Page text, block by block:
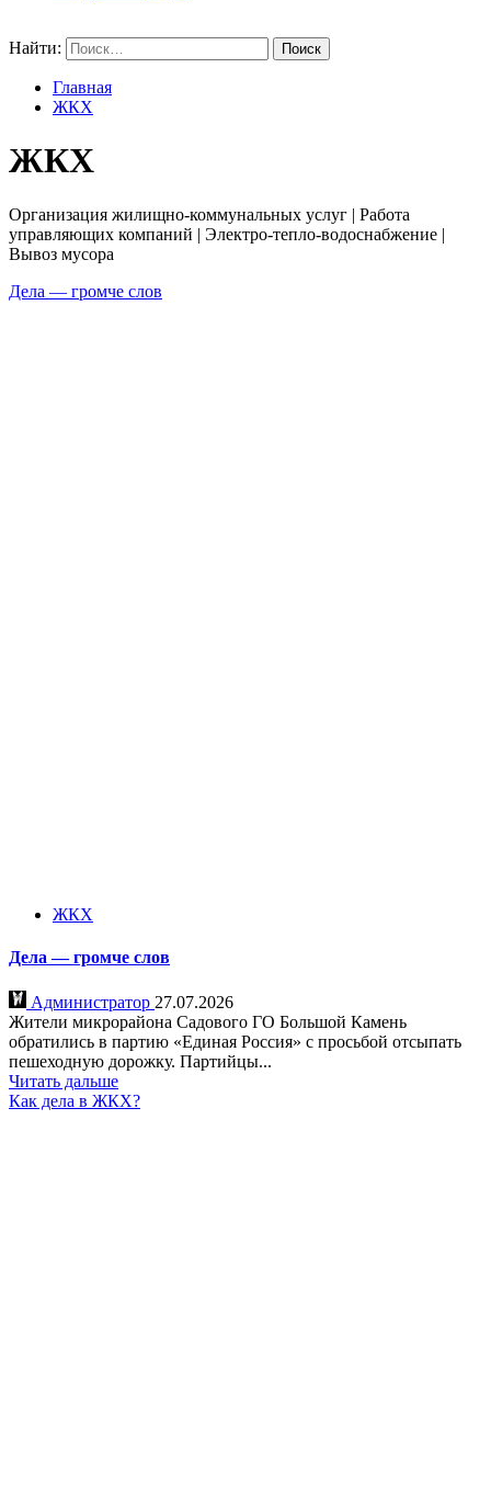
Найти:
Главная
ЖКХ
ЖКХ
Организация жилищно-коммунальных услуг | Работа
управляющих компаний | Электро-тепло-водоснабжение |
Вывоз мусора
Дела — громче слов
ЖКХ
Дела — громче слов
Администратор 27.07.2026
Жители микрорайона Садового ГО Большой Камень
обратились в партию «Единая Россия» с просьбой отсыпать
пешеходную дорожку. Партийцы...
Читать дальше
Как дела в ЖКХ?